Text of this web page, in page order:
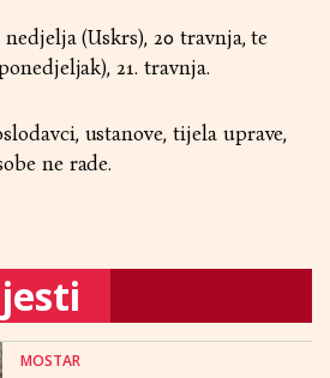
(Uskrs), 20 travnja, te
21. travnja.
ustanove, tijela uprave,
ne rade.
MOSTAR